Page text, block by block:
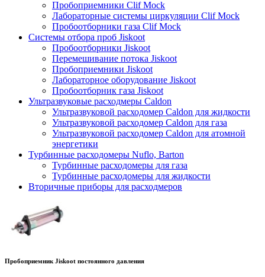
Пробоприемники Clif Mock
Лабораторные системы циркуляции Clif Mock
Пробоотборники газа Clif Mock
Системы отбора проб Jiskoot
Пробоотборники Jiskoot
Перемешивание потока Jiskoot
Пробоприемники Jiskoot
Лабораторное оборудование Jiskoot
Пробоотборник газа Jiskoot
Ультразвуковые расходмеры Caldon
Ультразвуковой расходомер Caldon для жидкости
Ультразвуковой расходомер Caldon для газа
Ультразвуковой расходомер Caldon для атомной
энергетики
Турбинные расходомеры Nuflo, Barton
Турбинные расходомеры для газа
Турбинные расходомеры для жидкости
Вторичные приборы для расходмеров
Пробоприемник Jiskoot постоянного давления